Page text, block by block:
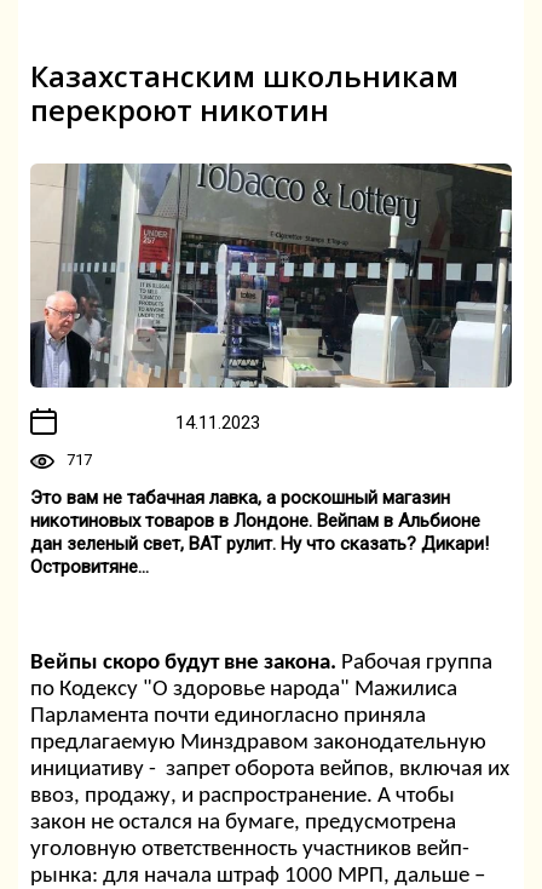
Казахстанским школьникам
перекроют никотин
14.11.2023
717
Это вам не табачная лавка, а роскошный магазин
никотиновых товаров в Лондоне. Вейпам в Альбионе
дан зеленый свет, BAT рулит. Ну что сказать? Дикари!
Островитяне...
Вейпы скоро будут вне закона. Рабочая группа
по Кодексу "О здоровье народа" Мажилиса
Парламента почти единогласно приняла
предлагаемую Минздравом законодательную
инициативу - запрет оборота вейпов, включая их
ввоз, продажу, и распространение. А чтобы
закон не остался на бумаге, предусмотрена
уголовную ответственность участников вейп-
рынка: для начала штраф 1000 МРП, дальше –